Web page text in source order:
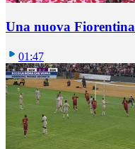
Una nuova Fiorentina
01:47